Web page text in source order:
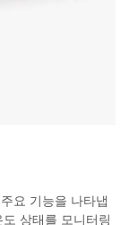
요 기능을 나타냅
상태를 모니터링